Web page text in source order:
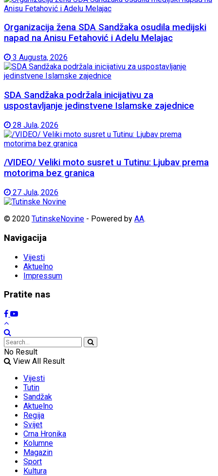
Organizacija žena SDA Sandžaka osudila medijski
napad na Anisu Fetahović i Adelu Melajac
3 Augusta, 2026
SDA Sandžaka podržala inicijativu za
uspostavljanje jedinstvene Islamske zajednice
28 Jula, 2026
/VIDEO/ Veliki moto susret u Tutinu: Ljubav prema
motorima bez granica
27 Jula, 2026
© 2020 TutinskeNovine - Powered by AA.
Navigacija
Vijesti
Aktuelno
Impressum
Pratite nas
No Result
View All Result
Vijesti
Tutin
Sandžak
Aktuelno
Regija
Svijet
Crna Hronika
Kolumne
Magazin
Sport
Kultura